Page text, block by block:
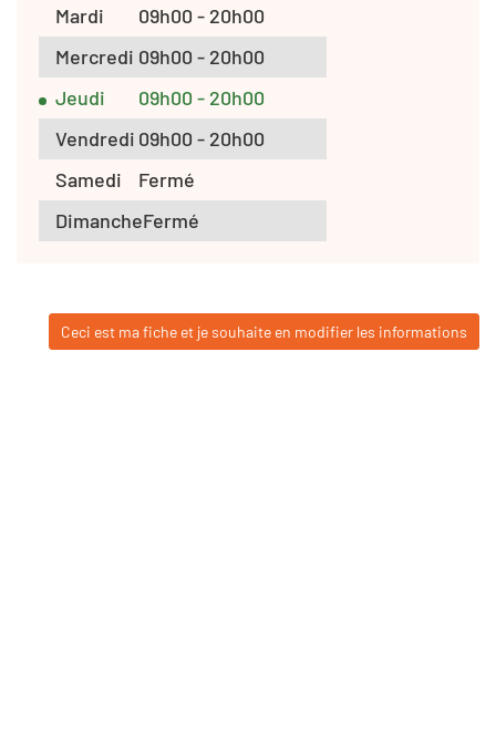
Mardi
09h00 - 20h00
Mercredi 09h00 - 20h00
Jeudi
09h00 - 20h00
Vendredi 09h00 - 20h00
Samedi
Fermé
DimancheFermé
Ceci est ma fiche et je souhaite en modifier les informations